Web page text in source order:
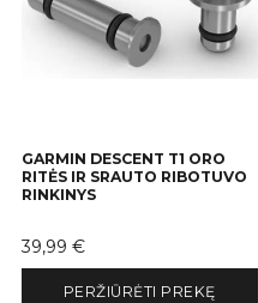
GARMIN DESCENT T1 ORO
RITĖS IR SRAUTO RIBOTUVO
RINKINYS
Kaina
39,99 €
PERŽIŪRĖTI PREKĘ